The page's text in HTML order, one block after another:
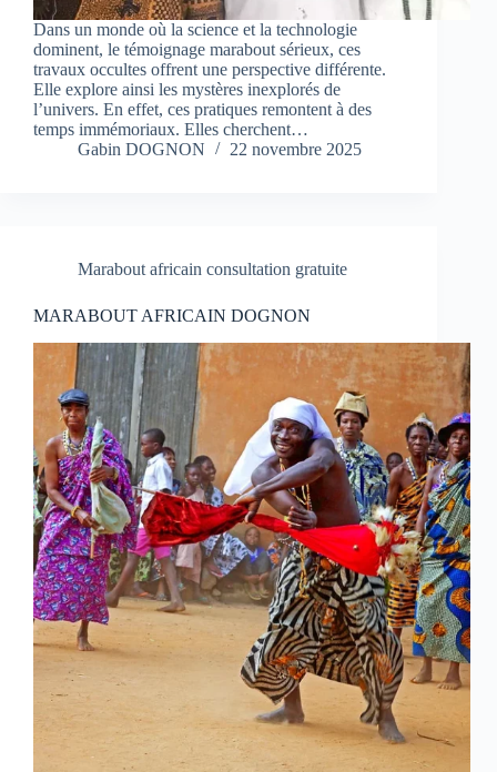
Dans un monde où la science et la technologie
dominent, le témoignage marabout sérieux, ces
travaux occultes offrent une perspective différente.
Elle explore ainsi les mystères inexplorés de
l’univers. En effet, ces pratiques remontent à des
temps immémoriaux. Elles cherchent…
Gabin DOGNON
22 novembre 2025
Marabout africain consultation gratuite
MARABOUT AFRICAIN DOGNON